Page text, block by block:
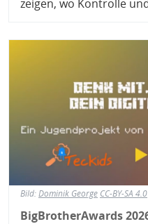
zeigen, wo Kontrolle
Bild
Bild:Dominik George CC-BY-SA 4.0
BigBrotherAwards